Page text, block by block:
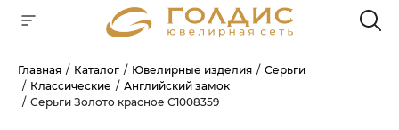
Главная Каталог Ювелирные изделия
Серьги
Классические
Английский замок
Серьги Золото красное С1008359
Для клиентов всех банков